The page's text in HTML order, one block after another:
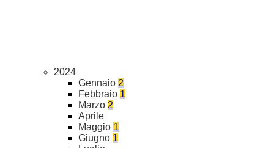
2024
Gennaio 2
Febbraio 1
Marzo 2
Aprile
Maggio 1
Giugno 1